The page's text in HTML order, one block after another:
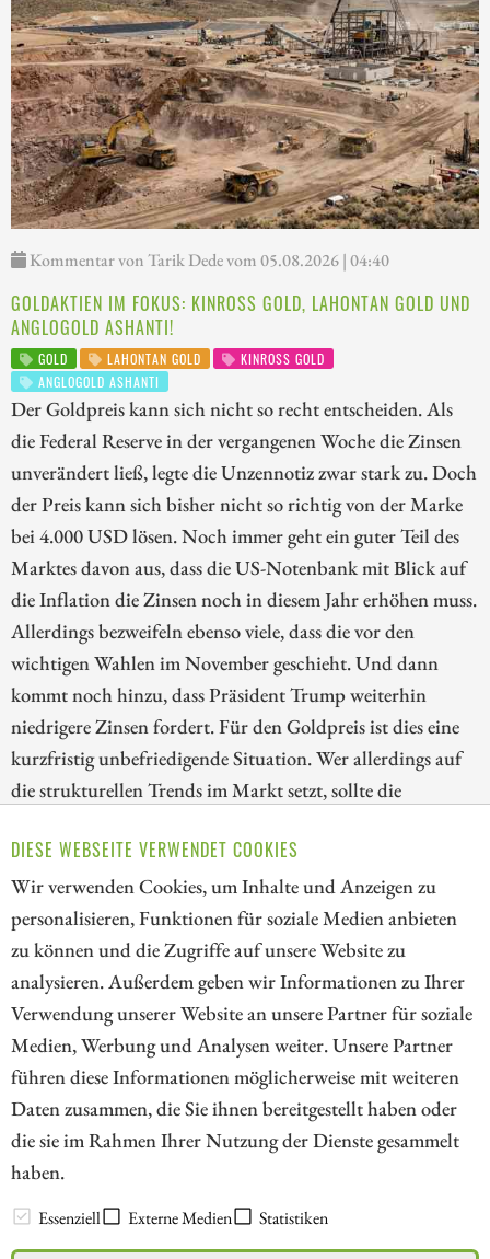
DIESE WEBSEITE VERWENDET COOKIES
Wir verwenden Cookies, um Inhalte und Anzeigen zu
personalisieren, Funktionen für soziale Medien anbieten
zu können und die Zugriffe auf unsere Website zu
analysieren. Außerdem geben wir Informationen zu Ihrer
Verwendung unserer Website an unsere Partner für soziale
Medien, Werbung und Analysen weiter. Unsere Partner
führen diese Informationen möglicherweise mit weiteren
Daten zusammen, die Sie ihnen bereitgestellt haben oder
die sie im Rahmen Ihrer Nutzung der Dienste gesammelt
haben.
Essenziell Externe Medien Statistiken
Kommentar von Tarik Dede vom 05.08.2026 | 04:40
GOLDAKTIEN IM FOKUS: KINROSS GOLD, LAHONTAN GOLD UND
ANGLOGOLD ASHANTI!
GOLD LAHONTAN GOLD
KINROSS GOLD
ANGLOGOLD ASHANTI
Der Goldpreis kann sich nicht so recht entscheiden. Als
die Federal Reserve in der vergangenen Woche die Zinsen
unverändert ließ, legte die Unzennotiz zwar stark zu. Doch
der Preis kann sich bisher nicht so richtig von der Marke
bei 4.000 USD lösen. Noch immer geht ein guter Teil des
Marktes davon aus, dass die US-Notenbank mit Blick auf
die Inflation die Zinsen noch in diesem Jahr erhöhen muss.
Allerdings bezweifeln ebenso viele, dass die vor den
wichtigen Wahlen im November geschieht. Und dann
kommt noch hinzu, dass Präsident Trump weiterhin
niedrigere Zinsen fordert. Für den Goldpreis ist dies eine
kurzfristig unbefriedigende Situation. Wer allerdings auf
die strukturellen Trends im Markt setzt, sollte die
heute auf die Papiere von Kinross Gold, Lahontan Gold
und AngloGold Ashanti!
ZUM KOMMENTAR
// kapitalerhoehungen.de - © 2026 - Die Informationsplattform für
Investoren und Unternehmen rund um Kapitalerhöhung, Kapitalmarkt
und Unternehmensfinanzierung
LEXIKON